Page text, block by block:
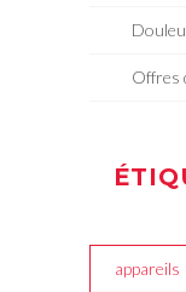
Offres
appareils